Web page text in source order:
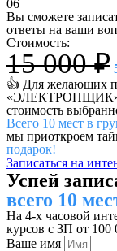
06
Вы сможете
ответы на ваши
Стоимость:
15 000 ₽
👍 Для желающих
«ЭЛЕКТРОНЩИК»,
стоимость
Всего 10 мест в
мы приоткроем
подарок!
Записаться на
Успей
всего 10
На 4-х часовой
курсов с ЗП от 100
Ваше имя